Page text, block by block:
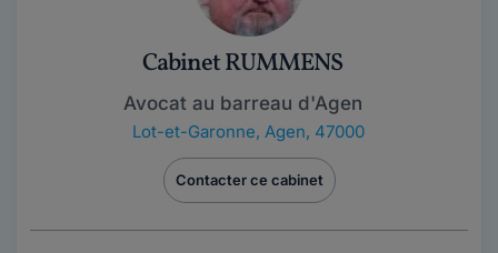
Cabinet RUMMENS
Avocat au barreau d'Agen
Lot-et-Garonne, Agen, 47000
Contacter ce cabinet